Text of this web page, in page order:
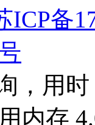
ICP备
，用
内存